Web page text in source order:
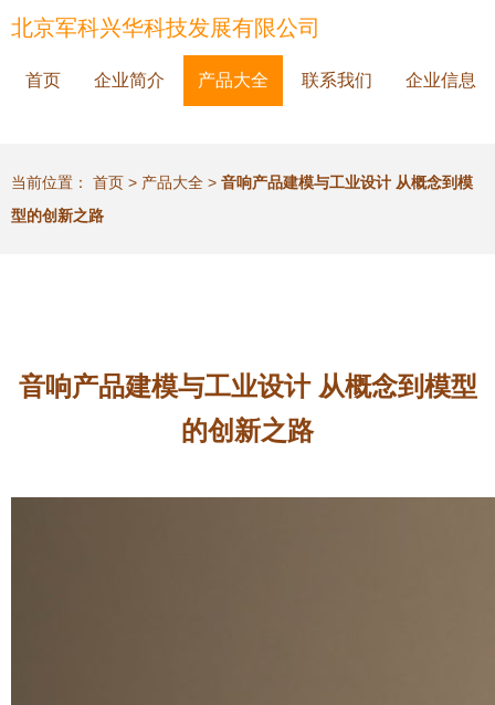
北京军科兴华科技发展有限公司
首页 企业简介 产品大全 联系我们 企业信息
当前位置： 首页 > 产品大全 > 音响产品建模与工业设计 从概念到模
型的创新之路
音响产品建模与工业设计 从概念到模型
的创新之路